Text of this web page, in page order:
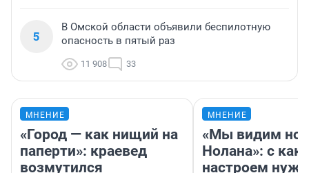
5
В Омской области объявили беспилотную
опасность в пятый раз
11 908 33
МНЕНИЕ
«Город — как нищий на
паперти»: краевед
возмутился
МНЕНИЕ
«Мы видим
Нолана»: с
настроем